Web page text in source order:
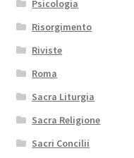
Psicologia
Risorgimento
Riviste
Roma
Sacra Liturgia
Sacra Religione
Sacri Concilii